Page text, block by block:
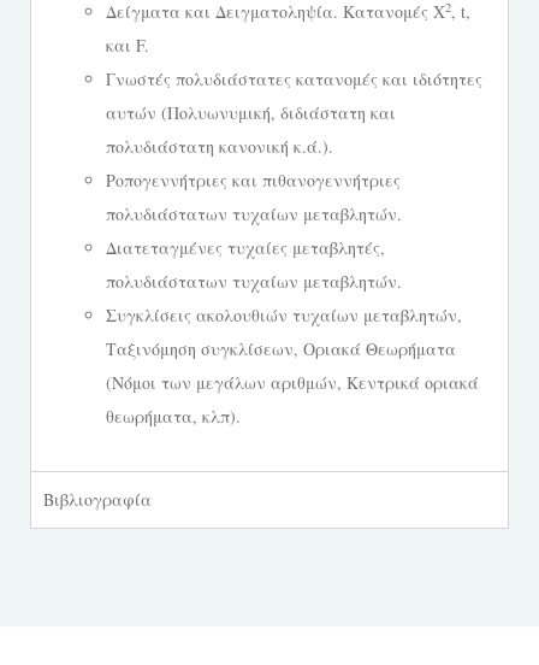
Δείγματα και Δειγματοληψία. Κατανομές Χ2, t,
και F.
Γνωστές πολυδιάστατες κατανομές και ιδιότητες
αυτών (Πολυωνυμική, διδιάστατη και
πολυδιάστατη κανονική κ.ά.).
Ροπογεννήτριες και πιθανογεννήτριες
πολυδιάστατων τυχαίων μεταβλητών.
Διατεταγμένες τυχαίες μεταβλητές,
πολυδιάστατων τυχαίων μεταβλητών.
Συγκλίσεις ακολουθιών τυχαίων μεταβλητών,
Ταξινόμηση συγκλίσεων, Οριακά Θεωρήματα
(Νόμοι των μεγάλων αριθμών, Κεντρικά οριακά
θεωρήματα, κλπ).
Βιβλιογραφία